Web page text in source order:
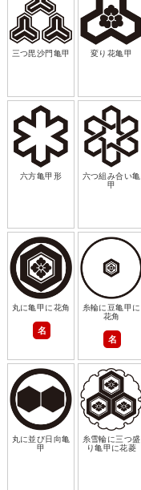
三つ毘沙門亀甲 変り花亀甲
六方亀甲形
六つ組み合い亀
甲
丸に亀甲に花角
名
糸輪に豆亀甲に
花角
名
丸に並び日向亀
甲
糸雪輪に三つ盛
り亀甲に花菱